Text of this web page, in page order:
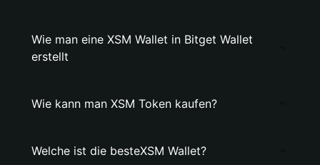
Wie man eine XSM Wallet in Bitget Wallet
erstellt
Wie kann man XSM Token kaufen?
Welche ist die besteXSM Wallet?